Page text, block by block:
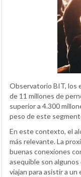
Observatorio BIT, los
de 11 millones de
superior a 4.300
peso de este
En este contexto, el
más relevante. La
buenas conexiones
asequible son
viajan para asistir a un